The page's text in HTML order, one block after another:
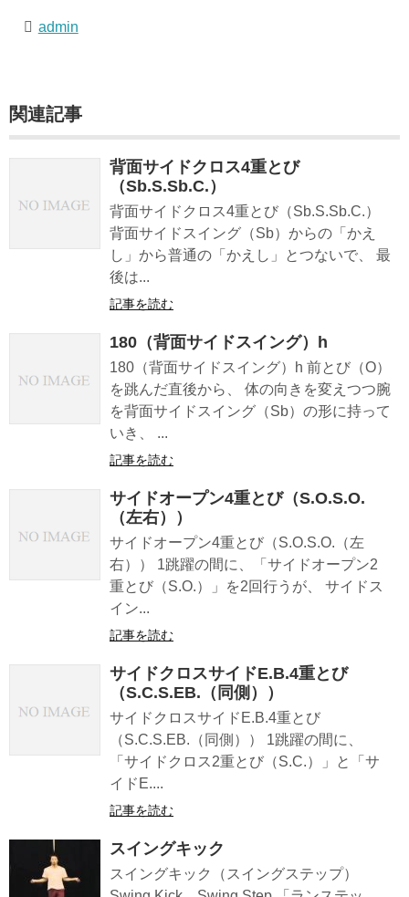
admin
関連記事
背面サイドクロス4重とび
（Sb.S.Sb.C.）
背面サイドクロス4重とび（Sb.S.Sb.C.）
背面サイドスイング（Sb）からの「かえ
し」から普通の「かえし」とつないで、 最
後は...
記事を読む
180（背面サイドスイング）h
180（背面サイドスイング）h 前とび（O）
を跳んだ直後から、 体の向きを変えつつ腕
を背面サイドスイング（Sb）の形に持って
いき、 ...
記事を読む
サイドオープン4重とび（S.O.S.O.
（左右））
サイドオープン4重とび（S.O.S.O.（左
右）） 1跳躍の間に、「サイドオープン2
重とび（S.O.）」を2回行うが、 サイドス
イン...
記事を読む
サイドクロスサイドE.B.4重とび
（S.C.S.EB.（同側））
サイドクロスサイドE.B.4重とび
（S.C.S.EB.（同側）） 1跳躍の間に、
「サイドクロス2重とび（S.C.）」と「サ
イドE....
記事を読む
スイングキック
スイングキック（スイングステップ）